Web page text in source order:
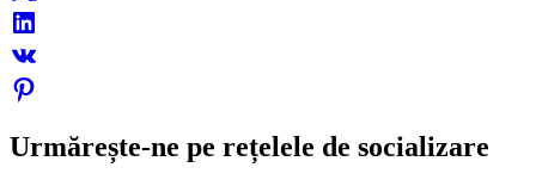
Urmărește-ne pe rețelele de socializare